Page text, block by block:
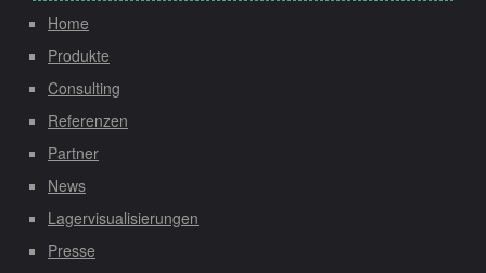
Home
Produkte
Consulting
Referenzen
Partner
News
Lagervisualisierungen
Presse